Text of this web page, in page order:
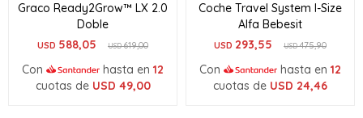
Graco Ready2Grow™ LX 2.0
Doble
USD 588,05 USD619,00
Con hasta en 12
cuotas de USD 49,00
Coche Travel System I-Size
Alfa Bebesit
USD 293,55 USD475,90
Con hasta en 12
cuotas de USD 24,46